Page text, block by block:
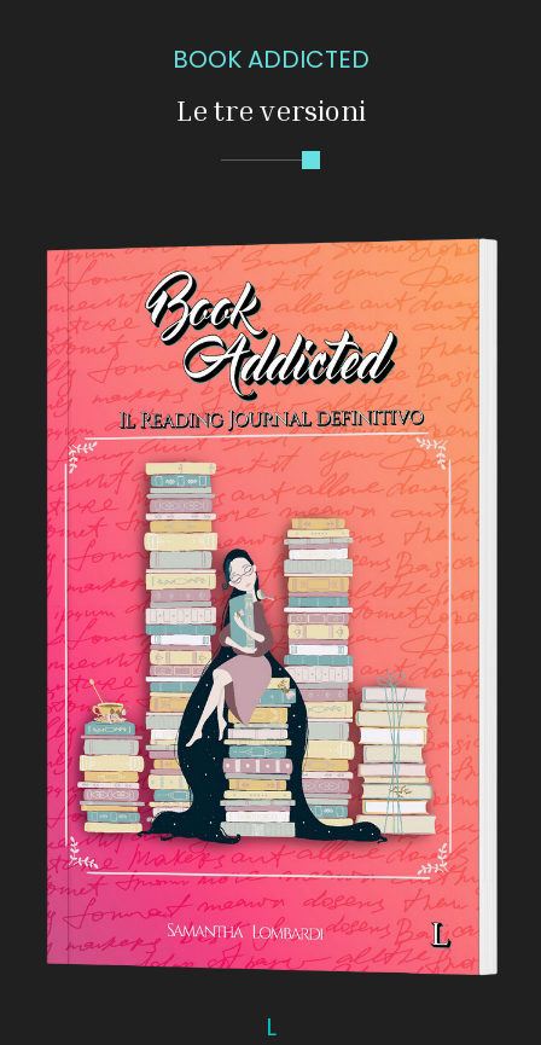
BOOK ADDICTED
Le tre versioni
L